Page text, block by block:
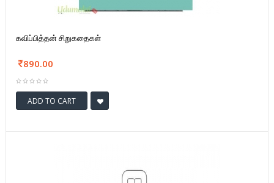
கவிப்பித்தன் சிறுகதைகள்
890.00
ADD TO CART